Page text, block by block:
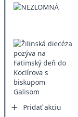
Pridať akciu